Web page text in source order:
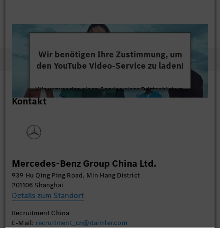
Wir benötigen Ihre Zustimmung, um
den YouTube Video-Service zu laden!
Wir verwenden einen Service eines Drittanbieters,
um Videoinhalte einzubetten. Dieser Service kann
Akzeptieren
Kontakt
Mercedes-Benz Group China Ltd.
939 Hu Qing Ping Road, Min Hang District
201106 Shanghai
Details zum Standort
Recruitment China
E-Mail: recruitment_cn@daimler.com